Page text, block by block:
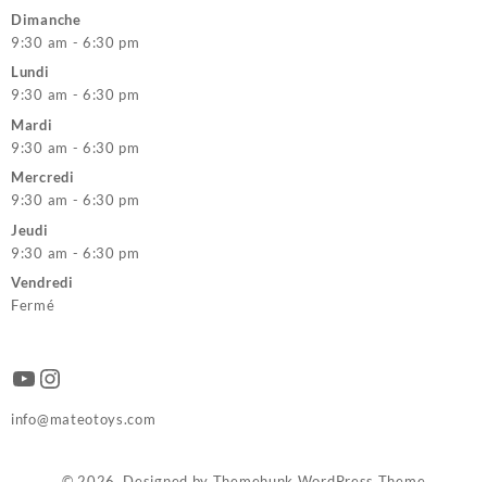
Dimanche
9:30 am - 6:30 pm
Lundi
9:30 am - 6:30 pm
Mardi
9:30 am - 6:30 pm
Mercredi
9:30 am - 6:30 pm
Jeudi
9:30 am - 6:30 pm
Vendredi
Fermé
YouTube
Instagram
info@mateotoys.com